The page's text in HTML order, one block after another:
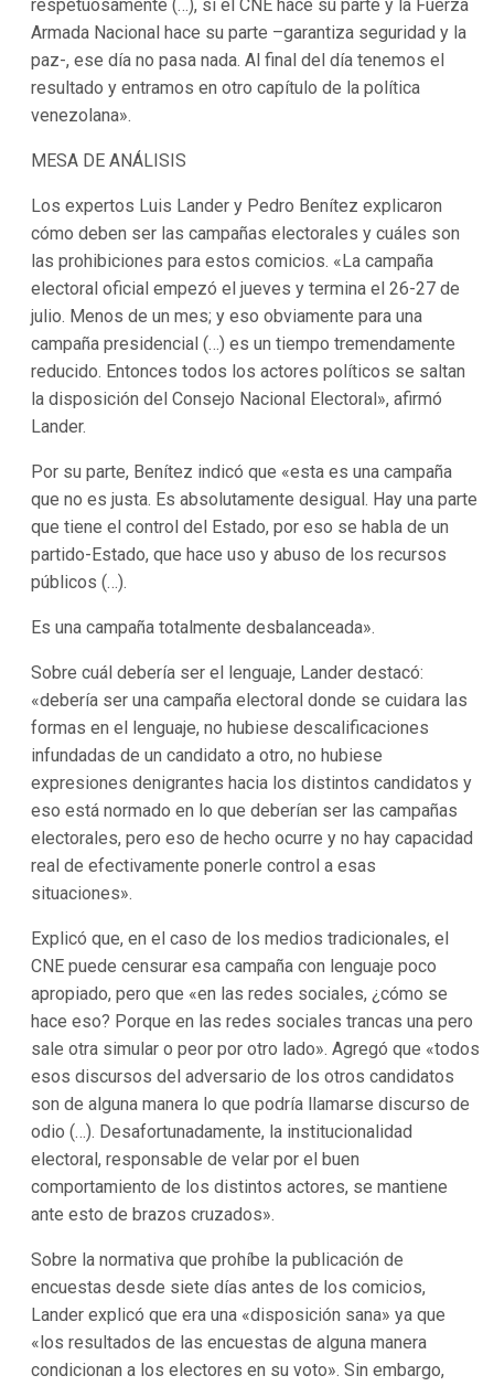
respetuosamente (…), si el CNE hace su parte y la Fuerza
Armada Nacional hace su parte –garantiza seguridad y la
paz-, ese día no pasa nada. Al final del día tenemos el
resultado y entramos en otro capítulo de la política
venezolana».
MESA DE ANÁLISIS
Los expertos Luis Lander y Pedro Benítez explicaron
cómo deben ser las campañas electorales y cuáles son
las prohibiciones para estos comicios. «La campaña
electoral oficial empezó el jueves y termina el 26-27 de
julio. Menos de un mes; y eso obviamente para una
campaña presidencial (…) es un tiempo tremendamente
reducido. Entonces todos los actores políticos se saltan
la disposición del Consejo Nacional Electoral», afirmó
Lander.
Por su parte, Benítez indicó que «esta es una campaña
que no es justa. Es absolutamente desigual. Hay una parte
que tiene el control del Estado, por eso se habla de un
partido-Estado, que hace uso y abuso de los recursos
públicos (…).
Es una campaña totalmente desbalanceada».
Sobre cuál debería ser el lenguaje, Lander destacó:
«debería ser una campaña electoral donde se cuidara las
formas en el lenguaje, no hubiese descalificaciones
infundadas de un candidato a otro, no hubiese
expresiones denigrantes hacia los distintos candidatos y
eso está normado en lo que deberían ser las campañas
electorales, pero eso de hecho ocurre y no hay capacidad
real de efectivamente ponerle control a esas
situaciones».
Explicó que, en el caso de los medios tradicionales, el
CNE puede censurar esa campaña con lenguaje poco
apropiado, pero que «en las redes sociales, ¿cómo se
hace eso? Porque en las redes sociales trancas una pero
sale otra simular o peor por otro lado». Agregó que «todos
esos discursos del adversario de los otros candidatos
son de alguna manera lo que podría llamarse discurso de
odio (…). Desafortunadamente, la institucionalidad
electoral, responsable de velar por el buen
comportamiento de los distintos actores, se mantiene
ante esto de brazos cruzados».
Sobre la normativa que prohíbe la publicación de
encuestas desde siete días antes de los comicios,
Lander explicó que era una «disposición sana» ya que
«los resultados de las encuestas de alguna manera
condicionan a los electores en su voto». Sin embargo,